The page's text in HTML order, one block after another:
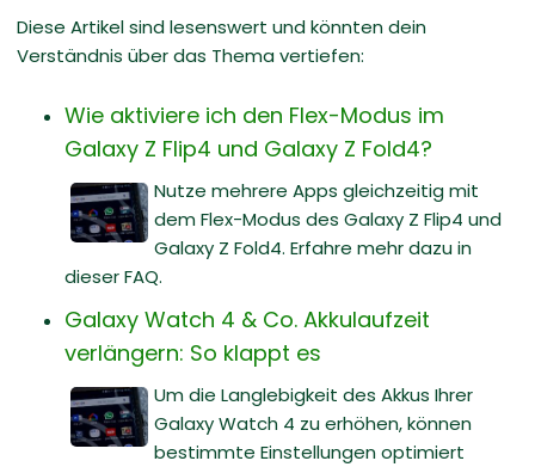
Diese Artikel sind lesenswert und könnten dein
Verständnis über das Thema vertiefen:
Wie aktiviere ich den Flex-Modus im
Galaxy Z Flip4 und Galaxy Z Fold4?
Nutze mehrere Apps gleichzeitig mit
dem Flex-Modus des Galaxy Z Flip4 und
Galaxy Z Fold4. Erfahre mehr dazu in
dieser FAQ.
Galaxy Watch 4 & Co. Akkulaufzeit
verlängern: So klappt es
Um die Langlebigkeit des Akkus Ihrer
Galaxy Watch 4 zu erhöhen, können
bestimmte Einstellungen optimiert